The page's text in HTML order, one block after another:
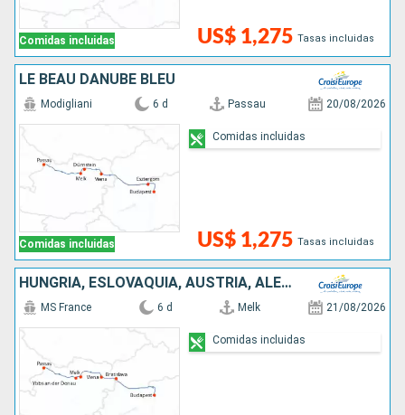
Comidas incluidas US$ 1,275 Tasas incluidas
LE BEAU DANUBE BLEU
Comidas incluidas
Modigliani 6 d Passau 20/08/2026
US$ 1,275 Tasas incluidas
Comidas incluidas
HUNGRÍA, ESLOVAQUIA, AUSTRIA, ALEMANIA
MS France 6 d Melk 21/08/2026
Comidas incluidas